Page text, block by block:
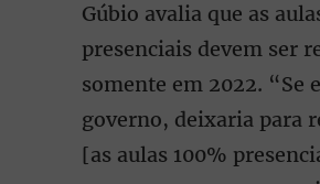
Gúbio avalia que as
presenciais devem ser
somente em 2022. “Se
governo, deixaria para
[as aulas 100%